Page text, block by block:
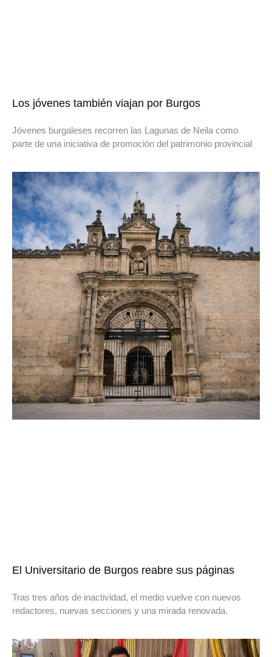
Los jóvenes también viajan por Burgos
Jóvenes burgaleses recorren las Lagunas de Neila como
parte de una iniciativa de promoción del patrimonio provincial
El Universitario de Burgos reabre sus páginas
Tras tres años de inactividad, el medio vuelve con nuevos
redactores, nuevas secciones y una mirada renovada.